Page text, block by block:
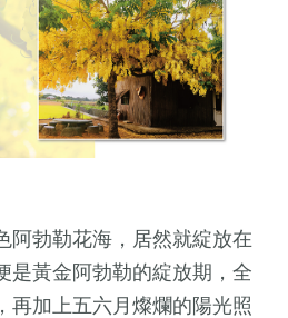
阿勃勒花海，居然就綻放在
是黃金阿勃勒的綻放期，全
再加上五六月燦爛的陽光照